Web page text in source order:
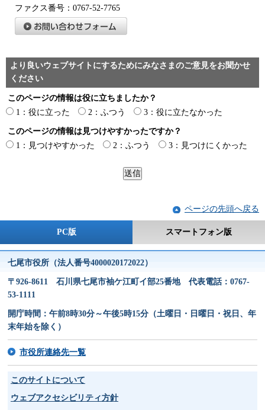
ファクス番号：0767-52-7765
より良いウェブサイトにするためにみなさまのご意見をお聞かせ
ください
このページの情報は役に立ちましたか？
1：役に立った
2：ふつう 3：役に立たなかった
このページの情報は見つけやすかったですか？
1：見つけやすかった
2：ふつう 3：見つけにくかった
ページの先頭へ戻る
PC版 スマートフォン版
七尾市役所（法人番号4000020172022）
〒926-8611 石川県七尾市袖ケ江町イ部25番地 代表電話：0767-
53-1111
開庁時間：午前8時30分～午後5時15分（土曜日・日曜日・祝日、年
末年始を除く）
市役所連絡先一覧
このサイトについて
ウェブアクセシビリティ方針